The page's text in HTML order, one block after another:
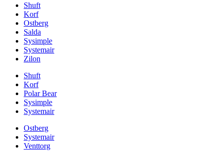
Shuft
Korf
Ostberg
Salda
Sysimple
Systemair
Zilon
Shuft
Korf
Polar Bear
Sysimple
Systemair
Ostberg
Systemair
Venttorg